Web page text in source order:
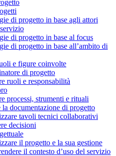
di progetto in base agli attori
di progetto in base al focus
di progetto in base all’ambito di
e figure coinvolte
di progetto
ruoli e responsabilità
processi, strumenti e rituali
la documentazione di progetto
tavoli tecnici collaborativi
decisioni
il progetto e la sua gestione
il contesto d’uso del servizio